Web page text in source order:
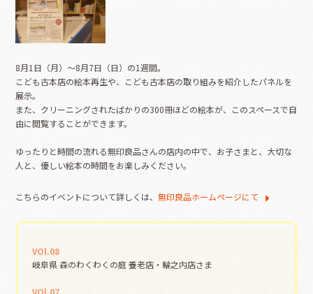
8月1日（月）～8月7日（日）の1週間。
こども古本店の絵本再生や、こども古本店の取り組みを紹介したパネルを
展示。
また、クリーニングされたばかりの300冊ほどの絵本が、このスペースで自
由に閲覧することができます。
ゆったりと時間の流れる無印良品さんの店内の中で、お子さまと、大切な
人と、優しい絵本の時間をお楽しみください。
こちらのイベントについて詳しくは、無印良品ホームページにて
VOl.08
岐阜県 森のわくわくの庭 養老店・輪之内店さま
VOl.07